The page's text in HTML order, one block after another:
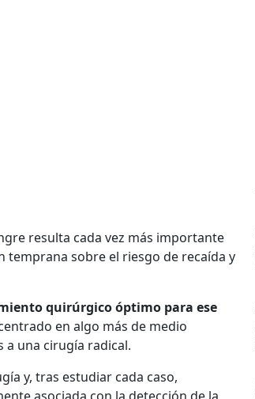
resulta cada vez más importante
temprana sobre el riesgo de recaída y
quirúrgico óptimo para ese
en algo más de medio
a una cirugía radical.
y, tras estudiar cada caso,